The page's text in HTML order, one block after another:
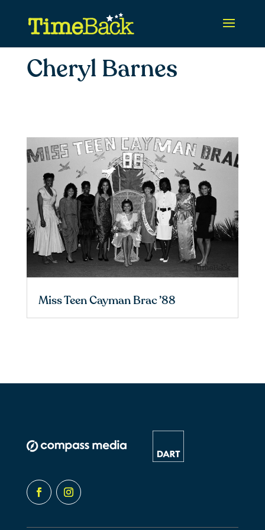
Cheryl Barnes
Miss Teen Cayman Brac ’88